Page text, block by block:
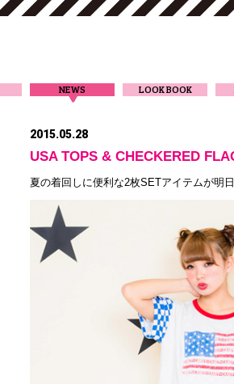
NEWS LOOK BOOK
2015.05.28
USA TOPS & CHECKERED
夏の着回しに便利な2枚SETアイテムが明